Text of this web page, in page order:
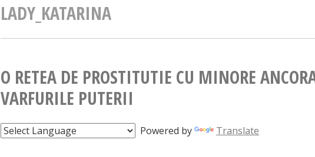
LADY_KATARINA
O RETEA DE PROSTITUTIE CU MINORE
VARFURILE PUTERII
Powered by Translate